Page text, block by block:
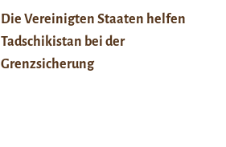
Die Vereinigten Staaten helfen
Tadschikistan bei der
Grenzsicherung